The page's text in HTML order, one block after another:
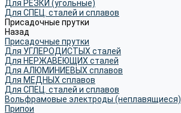
Для РЕЗКИ (угольные)
Для СПЕЦ. сталей и сплавов
Присадочные прутки
Назад
Присадочные прутки
Для УГЛЕРОДИСТЫХ сталей
Для НЕРЖАВЕЮЩИХ сталей
Для АЛЮМИНИЕВЫХ сплавов
Для МЕДНЫХ сплавов
Для СПЕЦ. сталей и сплавов
Вольфрамовые электроды (неплавящиеся)
Припои